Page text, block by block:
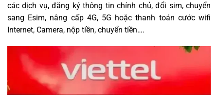
các dịch vụ, đăng ký thông tin chính chủ, đổi sim, chuyển
sang Esim, nâng cấp 4G, 5G hoặc thanh toán cước wifi
Internet, Camera, nộp tiền, chuyển tiền….